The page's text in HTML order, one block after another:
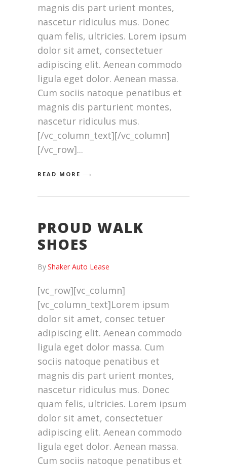
magnis dis part urient montes,
nascetur ridiculus mus. Donec
quam felis, ultricies. Lorem ipsum
dolor sit amet, consectetuer
adipiscing elit. Aenean commodo
ligula eget dolor. Aenean massa.
Cum sociis natoque penatibus et
magnis dis parturient montes,
nascetur ridiculus mus.
[/vc_column_text][/vc_column]
[/vc_row]
READ MORE
PROUD WALK
SHOES
ByShaker Auto Lease
[vc_row][vc_column]
[vc_column_text]Lorem ipsum
dolor sit amet, consec tetuer
adipiscing elit. Aenean commodo
ligula eget dolor massa. Cum
sociis natoque penatibus et
magnis dis part urient montes,
nascetur ridiculus mus. Donec
quam felis, ultricies. Lorem ipsum
dolor sit amet, consectetuer
adipiscing elit. Aenean commodo
ligula eget dolor. Aenean massa.
Cum sociis natoque penatibus et